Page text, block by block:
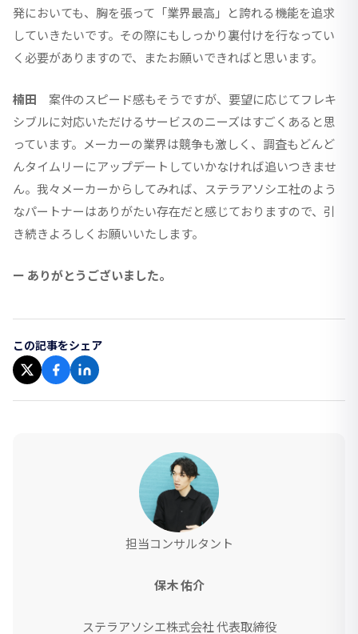
発においても、胸を張って「業界最高」と誇れる機能を追求
していきたいです。その際にもしっかり裏付けを行なってい
く必要がありますので、またお願いできればと思います。
楠田 案件のスピード感もそうですが、要望に応じてフレキ
シブルに対応いただけるサービスのニーズはすごくあると思
っています。メーカーの業界は競争も激しく、調査もどんど
んタイムリーにアップデートしていかなければ追いつきませ
ん。我々メーカーからしてみれば、ステラアソシエ社のよう
なパートナーはありがたい存在だと感じておりますので、引
き続きよろしくお願いいたします。
ー ありがとうございました。
この記事をシェア
担当コンサルタント
保木 佑介
ステラアソシエ株式会社 代表取締役